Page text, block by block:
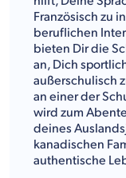
Französisch zu
beruflichen
bieten Dir die
an, Dich
außerschulisch
an einer der
wird zum
deines
kanadischen
authentische